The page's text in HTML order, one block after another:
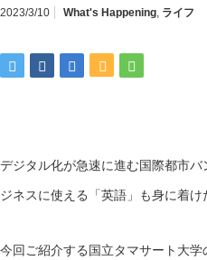
2023/3/10 What's Happening, ライフ
デジタル化が急速に進む国際都市
ジネスに使える「英語」も身に着
今回ご紹介する国立タマサート大